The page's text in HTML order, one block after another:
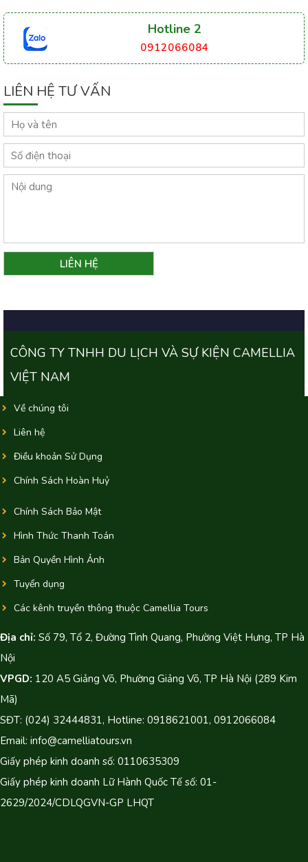
Hotline 2
0912066084
LIÊN HỆ TƯ VẤN
CÔNG TY TNHH DU LỊCH VÀ SỰ KIỆN CAMELLIA
VIỆT NAM
Về chúng tôi
Liên hệ
Điều khoản Sử Dụng
Chính Sách Hoàn Huỷ
Chính Sách Bảo Mật
Hình Thức Thanh Toán
Bản Quyền Hình Ảnh
Tuyển dụng
Các kênh truyền thông thuộc Camellia Tours
Địa chỉ: Số 79, Tổ 2, Đường Tình Quang, Phường Việt Hưng, TP Hà
Nội
VPGD: 120 A5 Giảng Võ, Phường Giảng Võ, TP Hà Nội (289 Kim
Mã)
SĐT: (024) 32444831, Hotline: 0918621001, 0912066084
Email: info@camelliatours.vn
Giấy phép kinh doanh số: 0110635309
Giấy phép kinh doanh Lữ Hành Quốc Tế số: 01-
2629/2024/CDLQGVN-GP LHQT